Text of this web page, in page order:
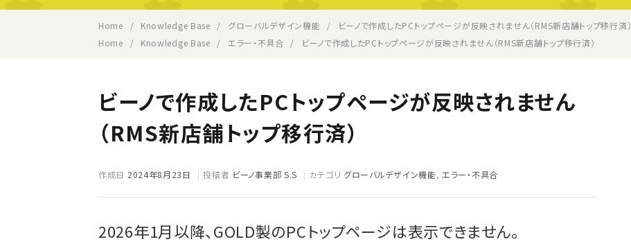
Home Knowledge Base グローバルデザイン機能
ビーノで作成したPCトップページが反映されません（RMS新店舗トップ移行済）
Home
Knowledge Base エラー・不具合 ビーノで作成したPCトップページが反映されません（RMS新店舗トップ移行済）
ビーノで作成したPCトップページが反映されません
（RMS新店舗トップ移行済）
作成日 2024年8月23日 投稿者 ビーノ事業部 S.S カテゴリ グローバルデザイン機能,エラー・不具合
2026年1月以降、GOLD製のPCトップページは表示できません。